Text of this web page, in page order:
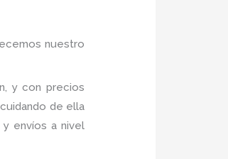
nuestro
y con precios
de ella
envíos a nivel